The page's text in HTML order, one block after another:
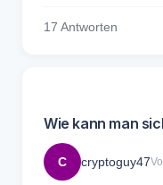
17 Antworten
Wie kann man
C cryptoguy47